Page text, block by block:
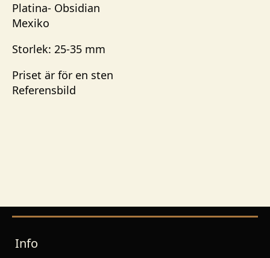
Platina- Obsidian
Mexiko
Storlek: 25-35 mm
Priset är för en sten
Referensbild
Info